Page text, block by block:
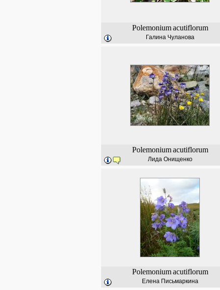
Polemonium acutiflorum
Галина Чуланова
Polemonium acutiflorum
Лида Онищенко
Polemonium acutiflorum
Елена Письмаркина